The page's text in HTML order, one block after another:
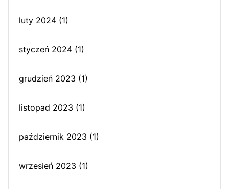
luty 2024 (1)
styczeń 2024 (1)
grudzień 2023 (1)
listopad 2023 (1)
październik 2023 (1)
wrzesień 2023 (1)